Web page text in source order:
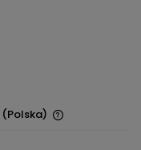
(Polska)